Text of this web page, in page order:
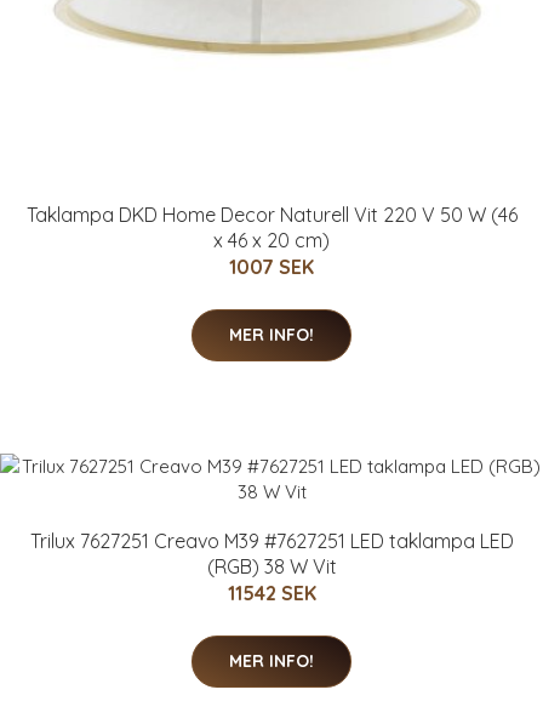
Taklampa DKD Home Decor Naturell Vit 220 V 50 W (46
x 46 x 20 cm)
1007 SEK
MER INFO!
Trilux 7627251 Creavo M39 #7627251 LED taklampa LED
(RGB) 38 W Vit
11542 SEK
MER INFO!